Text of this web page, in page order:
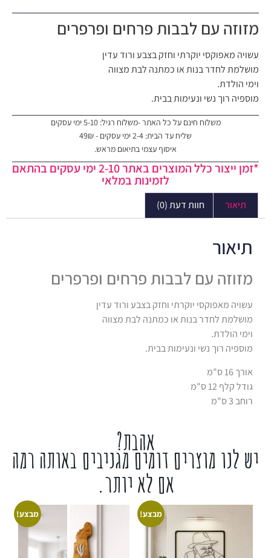
מזוזה עם לבבות פרחים ופרפרים
עשויה מאפוקסי יוקרתי וחזק בצבע ורוד עדין
מושלמת לחדר בנות או כמתנה לבת מצווה
וימי הולדת.
מוספיה רוך נשי ונעימות בבית.
משלוח חינם על כל האתר -משלוח רגיל: 5-10 ימי עסקים
שליח עד הבית: 2-4 ימי עסקים - 49₪
איסוף עצמי בתיאום מראש.
*זמן ייצור כלל המוצרים באתר 2-10 ימי עסקים בהתאם
לזמינות במלאי
תיאור חוות דעת (0)
תיאור
מזוזה עם לבבות פרחים ופרפרים
עשויה מאפוקסי יוקרתי וחזק בצבע ורוד עדין
מושלמת לחדר בנות או כמתנה לבת מצווה
וימי הולדת.
מוספיה רוך נשי ונעימות בבית.
אורך 16 ס"מ
גודל קלף 12 ס"מ
רוחב 3 ס"מ
אהבת?
יש לנו מוצרים דומים מגניבים באותה רמה
אם לא יותר.
מבצע! מבצע!